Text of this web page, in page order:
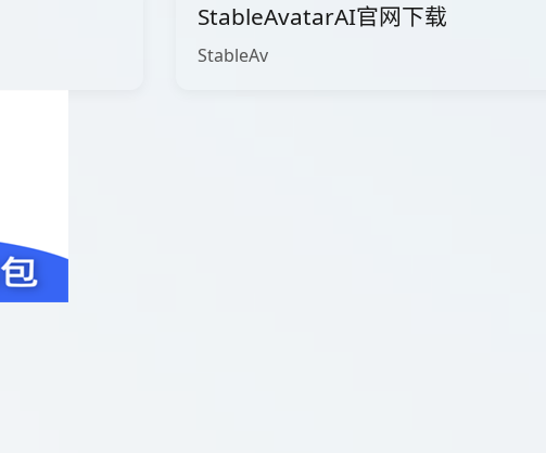
StableAvatarAI官网下载
StableAv